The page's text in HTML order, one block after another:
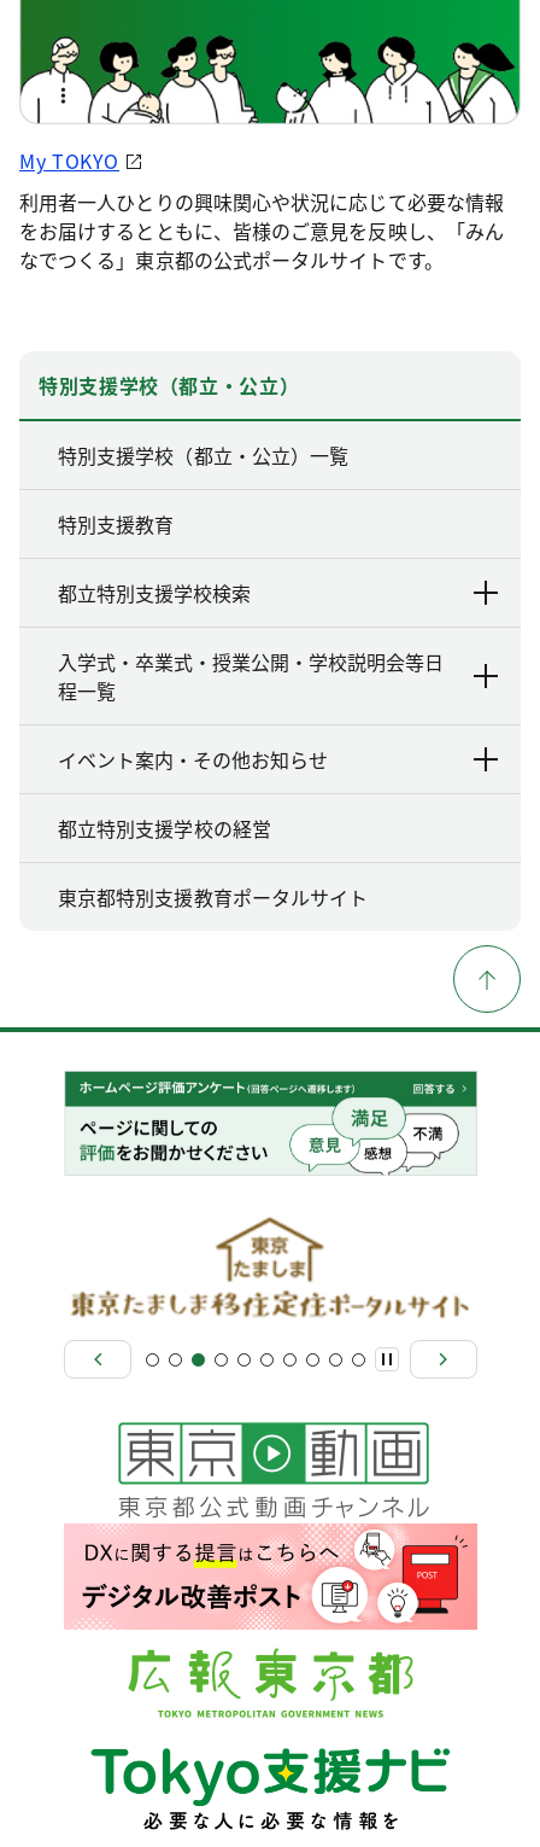
My TOKYO
利用者一人ひとりの興味関心や状況に応じて必要な情報
をお届けするとともに、皆様のご意見を反映し、「みん
なでつくる」東京都の公式ポータルサイトです。
特別支援学校（都立・公立）
特別支援学校（都立・公立）一覧
特別支援教育
都立特別支援学校検索
入学式・卒業式・授業公開・学校説明会等日
程一覧
イベント案内・その他お知らせ
都立特別支援学校の経営
東京都特別支援教育ポータルサイト